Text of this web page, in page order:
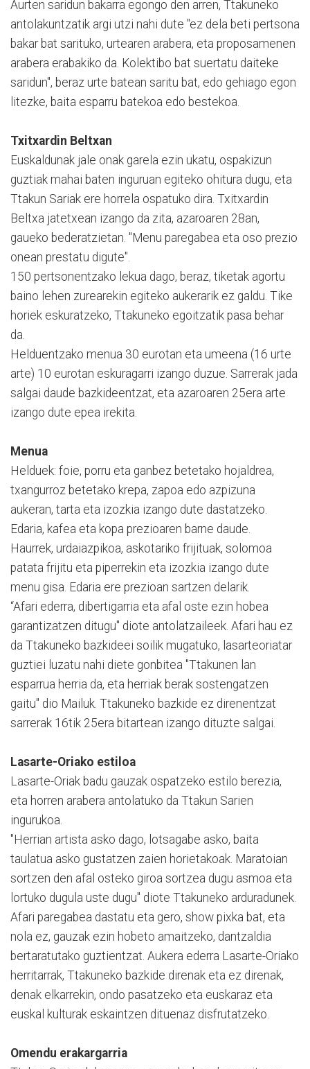
Aurten saridun bakarra egongo den arren, Ttakuneko
antolakuntzatik argi utzi nahi dute "ez dela beti pertsona
bakar bat sarituko, urtearen arabera, eta proposamenen
arabera erabakiko da. Kolektibo bat suertatu daiteke
saridun", beraz urte batean saritu bat, edo gehiago egon
litezke, baita esparru batekoa edo bestekoa.
Txitxardin Beltxan
Euskaldunak jale onak garela ezin ukatu, ospakizun
guztiak mahai baten inguruan egiteko ohitura dugu, eta
Ttakun Sariak ere horrela ospatuko dira. Txitxardin
Beltxa jatetxean izango da zita, azaroaren 28an,
gaueko bederatzietan. "Menu paregabea eta oso prezio
onean prestatu digute".
150 pertsonentzako lekua dago, beraz, tiketak agortu
baino lehen zurearekin egiteko aukerarik ez galdu. Tike
horiek eskuratzeko, Ttakuneko egoitzatik pasa behar
da.
Helduentzako menua 30 eurotan eta umeena (16 urte
arte) 10 eurotan eskuragarri izango duzue. Sarrerak jada
salgai daude bazkideentzat, eta azaroaren 25era arte
izango dute epea irekita.
Menua
Helduek: foie, porru eta ganbez betetako hojaldrea,
txangurroz betetako krepa, zapoa edo azpizuna
aukeran, tarta eta izozkia izango dute dastatzeko.
Edaria, kafea eta kopa prezioaren barne daude.
Haurrek, urdaiazpikoa, askotariko frijituak, solomoa
patata frijitu eta piperrekin eta izozkia izango dute
menu gisa. Edaria ere prezioan sartzen delarik.
“Afari ederra, dibertigarria eta afal oste ezin hobea
garantizatzen ditugu" diote antolatzaileek. Afari hau ez
da Ttakuneko bazkideei soilik mugatuko, lasarteoriatar
guztiei luzatu nahi diete gonbitea "Ttakunen lan
esparrua herria da, eta herriak berak sostengatzen
gaitu" dio Mailuk. Ttakuneko bazkide ez direnentzat
sarrerak 16tik 25era bitartean izango dituzte salgai.
Lasarte-Oriako estiloa
Lasarte-Oriak badu gauzak ospatzeko estilo berezia,
eta horren arabera antolatuko da Ttakun Sarien
ingurukoa.
"Herrian artista asko dago, lotsagabe asko, baita
taulatua asko gustatzen zaien horietakoak. Maratoian
sortzen den afal osteko giroa sortzea dugu asmoa eta
lortuko dugula uste dugu" diote Ttakuneko arduradunek.
Afari paregabea dastatu eta gero, show pixka bat, eta
nola ez, gauzak ezin hobeto amaitzeko, dantzaldia
bertaratutako guztientzat. Aukera ederra Lasarte-Oriako
herritarrak, Ttakuneko bazkide direnak eta ez direnak,
denak elkarrekin, ondo pasatzeko eta euskaraz eta
euskal kulturak eskaintzen dituenaz disfrutatzeko.
Omendu erakargarria